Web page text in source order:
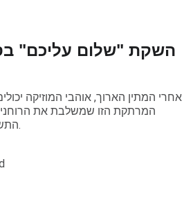
השקת "שלום עליכם"
אחרי המתין הארוך, אוהבי המוזיקה
המרתקת הזו שמשלבת את
התשוקה והקצב של מריאצ'י.